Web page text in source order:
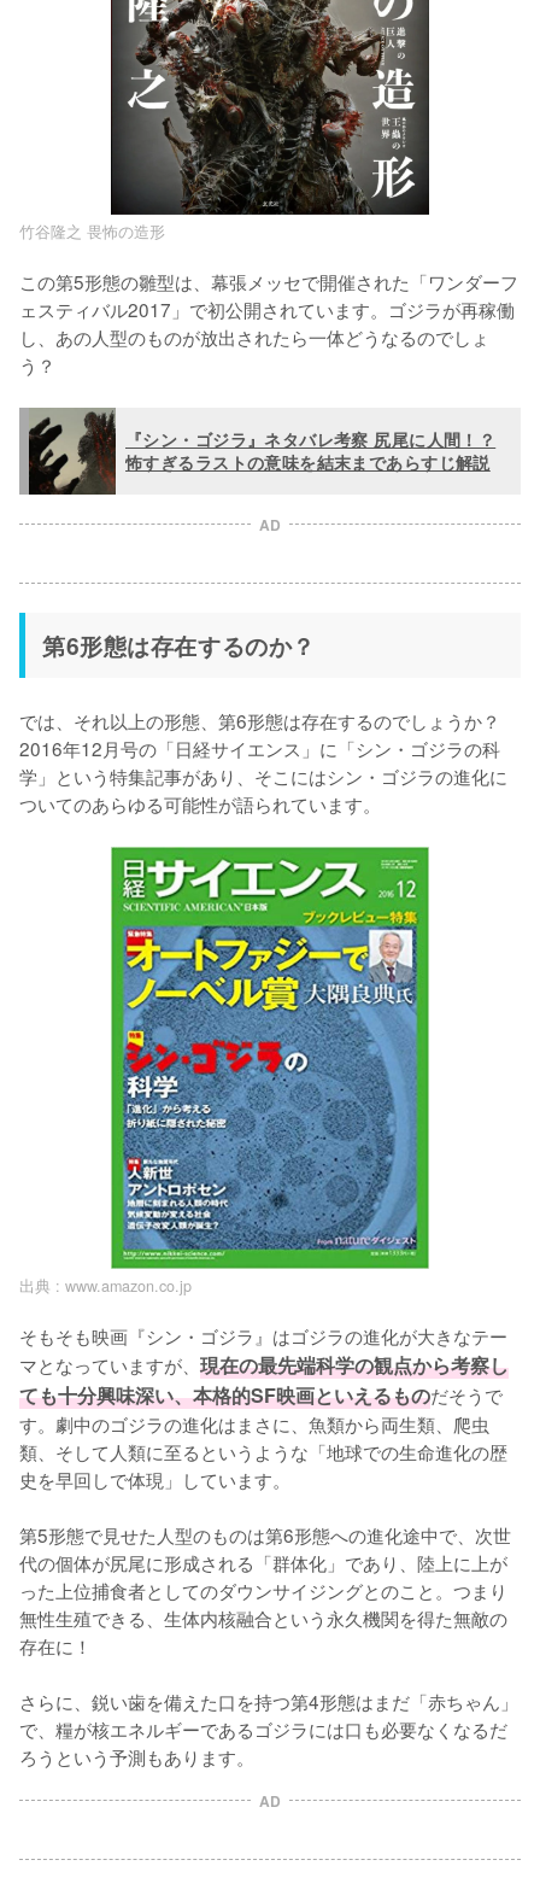
竹谷隆之 畏怖の造形
この第5形態の雛型は、幕張メッセで開催された「ワンダーフ
ェスティバル2017」で初公開されています。ゴジラが再稼働
し、あの人型のものが放出されたら一体どうなるのでしょ
う？
『シン・ゴジラ』ネタバレ考察 尻尾に人間！？
怖すぎるラストの意味を結末まであらすじ解説
AD
第6形態は存在するのか？
では、それ以上の形態、第6形態は存在するのでしょうか？
2016年12月号の「日経サイエンス」に「シン・ゴジラの科
学」という特集記事があり、そこにはシン・ゴジラの進化に
ついてのあらゆる可能性が語られています。
出典 : www.amazon.co.jp
そもそも映画『シン・ゴジラ』はゴジラの進化が大きなテー
マとなっていますが、 現在の最先端科学の観点から考察し
ても十分興味深い、本格的SF映画といえるものだそうで
す。劇中のゴジラの進化はまさに、魚類から両生類、爬虫
類、そして人類に至るというような「地球での生命進化の歴
史を早回しで体現」しています。
第5形態で見せた人型のものは第6形態への進化途中で、次世
代の個体が尻尾に形成される「群体化」であり、陸上に上が
った上位捕食者としてのダウンサイジングとのこと。つまり
無性生殖できる、生体内核融合という永久機関を得た無敵の
存在に！
さらに、鋭い歯を備えた口を持つ第4形態はまだ「赤ちゃん」
で、糧が核エネルギーであるゴジラには口も必要なくなるだ
ろうという予測もあります。
AD